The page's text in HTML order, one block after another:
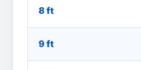
8 ft
9 ft